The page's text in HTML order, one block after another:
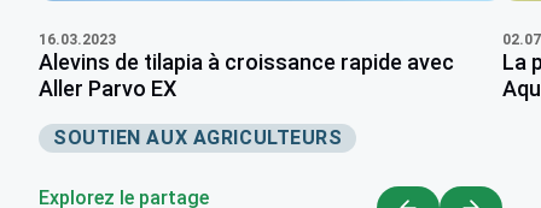
16.03.2023
Alevins de tilapia à croissance rapide avec
Aller Parvo EX
SOUTIEN AUX AGRICULTEURS
La
Explorez le partage